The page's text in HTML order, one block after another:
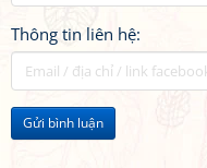
Thông tin liên hệ:
Gửi bình luận